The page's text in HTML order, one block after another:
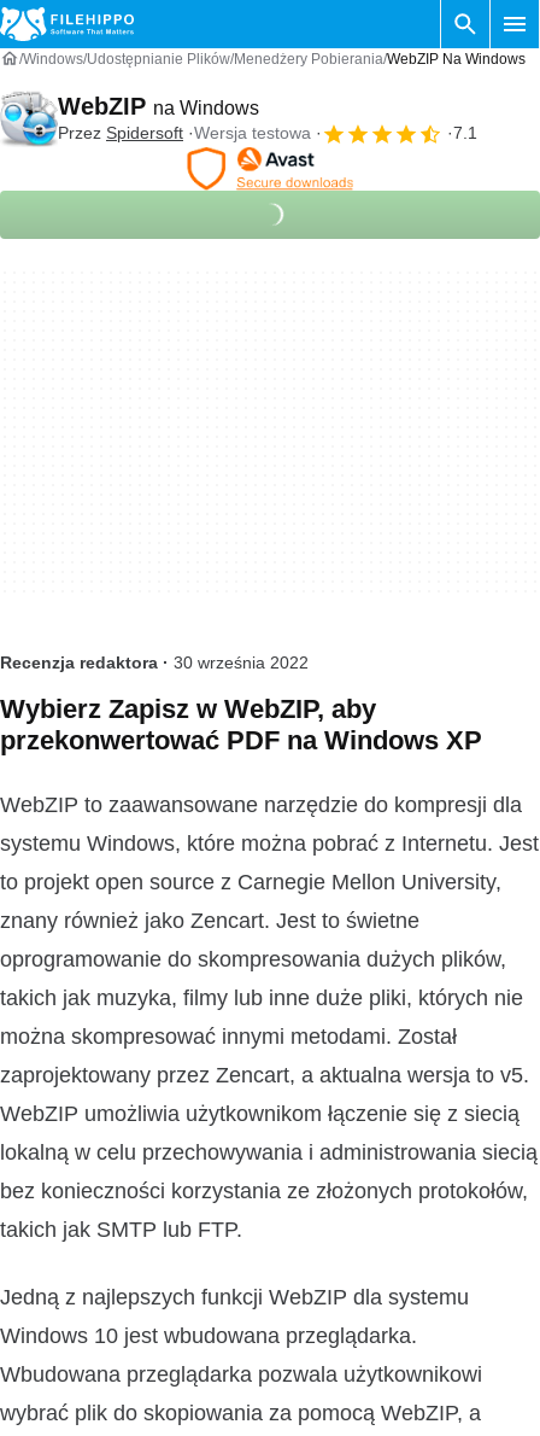
Windows Udostępnianie Plików Menedżery Pobierania WebZIP Na Windows
WebZIP na Windows
Przez Spidersoft Wersja testowa 7.1
Recenzja redaktora · 30 września 2022
Wybierz Zapisz w WebZIP, aby
przekonwertować PDF na Windows XP
WebZIP to zaawansowane narzędzie do kompresji dla
systemu Windows, które można pobrać z Internetu. Jest
to projekt open source z Carnegie Mellon University,
znany również jako Zencart. Jest to świetne
oprogramowanie do skompresowania dużych plików,
takich jak muzyka, filmy lub inne duże pliki, których nie
można skompresować innymi metodami. Został
zaprojektowany przez Zencart, a aktualna wersja to v5.
WebZIP umożliwia użytkownikom łączenie się z siecią
lokalną w celu przechowywania i administrowania siecią
bez konieczności korzystania ze złożonych protokołów,
takich jak SMTP lub FTP.
Jedną z najlepszych funkcji WebZIP dla systemu
Windows 10 jest wbudowana przeglądarka.
Wbudowana przeglądarka pozwala użytkownikowi
wybrać plik do skopiowania za pomocą WebZIP, a